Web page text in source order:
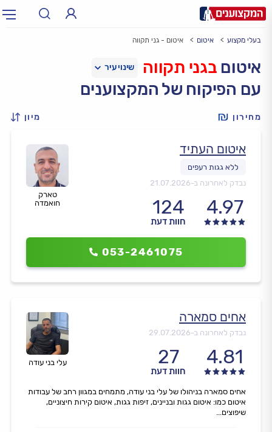
עירעיר: תל אביב, חיפה…
בעלי מקצוע איטום איטום - גני תקווה
איטום בגני תקווה
עם הפיקוח של המקצוענים
מחירון מיון
טארק
חואמדה
איטום העתיד
נבדק לאחרונה ב-21.07.2026
4.97
124
חוות דעת
053-2461075
עלי בני עודה
אחים סמארה
נבדק לאחרונה ב-29.07.2026
4.81
27
חוות דעת
אחים סמארה בניהולו של עלי בני עודה, מתמחים במגוון רחב של עבודות
איטום כמו: איטום גגות ובניינים, זיפות גגות, איטום קירות חיצוניים,
שיפוצים...